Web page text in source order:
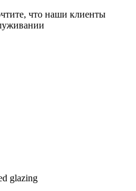
что наши клиенты